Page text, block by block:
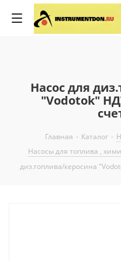
Насос для
"Vodotok"
Главная - Каталог -
Насосы для топлива ,
диз.топлива/керосина